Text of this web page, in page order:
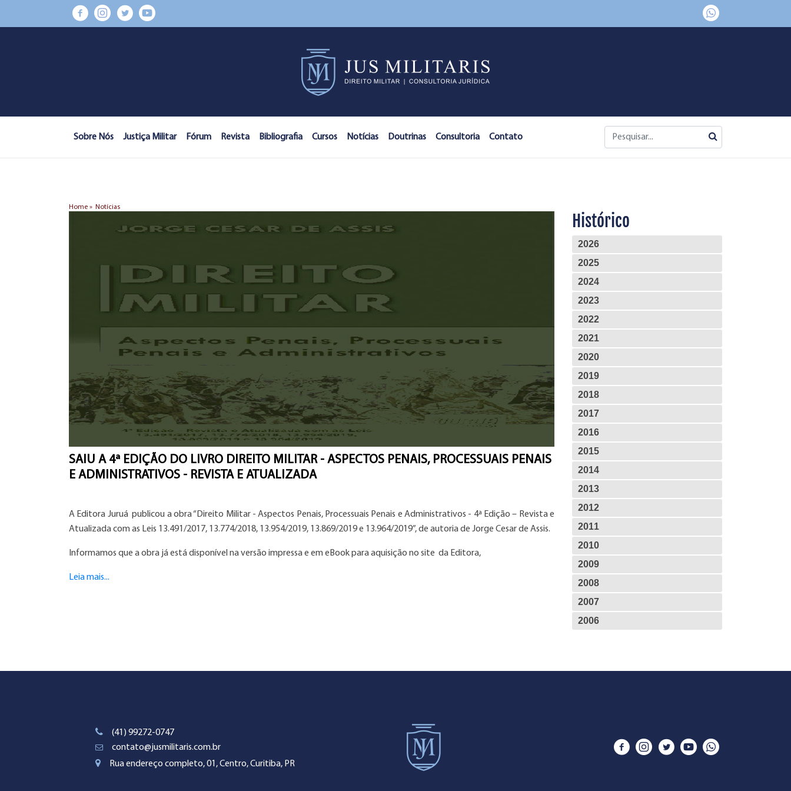
Sobre Nós Justiça Militar Fórum Revista Bibliografia Cursos Notícias Doutrinas Consultoria Contato
Home » Notícias
SAIU A 4ª EDIÇÃO DO LIVRO DIREITO MILITAR - ASPECTOS PENAIS, PROCESSUAIS PENAIS
E ADMINISTRATIVOS - REVISTA E ATUALIZADA
A Editora Juruá publicou a obra “Direito Militar - Aspectos Penais, Processuais Penais e Administrativos - 4ª Edição – Revista e
Atualizada com as Leis 13.491/2017, 13.774/2018, 13.954/2019, 13.869/2019 e 13.964/2019”, de autoria de Jorge Cesar de Assis.
Informamos que a obra já está disponível na versão impressa e em eBook para aquisição no site da Editora,
Leia mais...
Histórico
2026
2025
2024
2023
2022
2021
2020
2019
2018
2017
2016
2015
2014
2013
2012
2011
2010
2009
2008
2007
2006
(41) 99272-0747
contato@jusmilitaris.com.br
Rua endereço completo, 01, Centro, Curitiba, PR